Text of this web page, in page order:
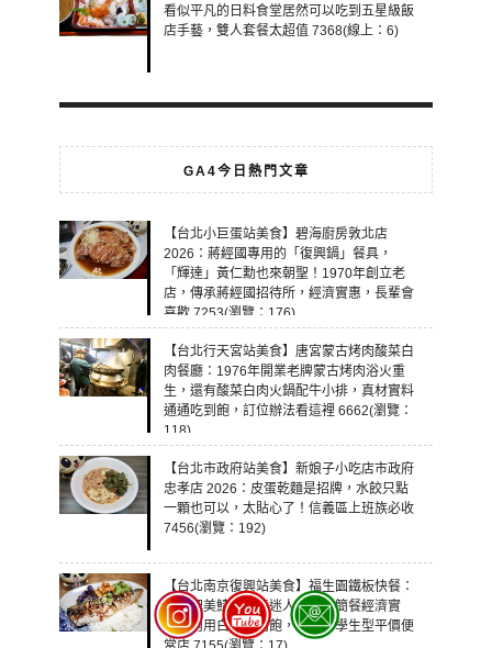
看似平凡的日料食堂居然可以吃到五星級飯
店手藝，雙人套餐太超值 7368(線上：6)
GA4今日熱門文章
【台北小巨蛋站美食】碧海廚房敦北店
2026：蔣經國專用的「復興鍋」餐具，
「輝達」黃仁勳也來朝聖！1970年創立老
店，傳承蔣經國招待所，經濟實惠，長輩會
喜歡 7253(瀏覽：176)
【台北行天宮站美食】唐宮蒙古烤肉酸菜白
肉餐廳：1976年開業老牌蒙古烤肉浴火重
生，還有酸菜白肉火鍋配牛小排，真材實料
通通吃到飽，訂位辦法看這裡 6662(瀏覽：
118)
【台北市政府站美食】新娘子小吃店市政府
忠孝店 2026：皮蛋乾麵是招牌，水餃只點
一顆也可以，太貼心了！信義區上班族必收
7456(瀏覽：192)
【台北南京復興站美食】福生園鐵板快餐：
大隻肥美鯖魚香氣迷人，便當簡餐經濟實
惠，內用白飯吃到飽，興安街學生型平價便